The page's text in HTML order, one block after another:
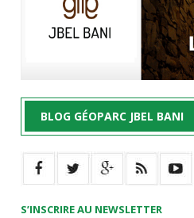
BLOG GÉOPARC JBEL BANI
S’INSCRIRE AU NEWSLETTER